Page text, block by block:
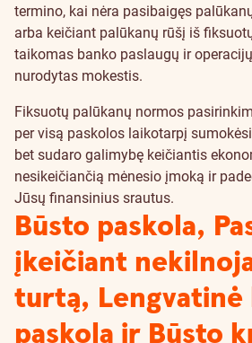
termino, kai nėra pasibaigęs
arba keičiant palūkanų rūšį iš
taikomas banko paslaugų ir
nurodytas mokestis.
Fiksuotų palūkanų normos
per visą paskolos laikotarpį
bet sudaro galimybę keičiantis
nesikeičiančią mėnesio įmoką ir
Jūsų finansinius srautus.
Būsto paskola,
įkeičiant
turtą, Lengvatinė
paskola ir Būsto